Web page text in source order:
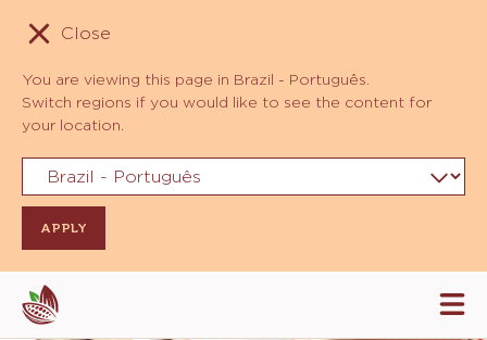
Close
You are viewing this page in Brazil - Português.
Switch regions if you would like to see the content for
your location.
Skip
to